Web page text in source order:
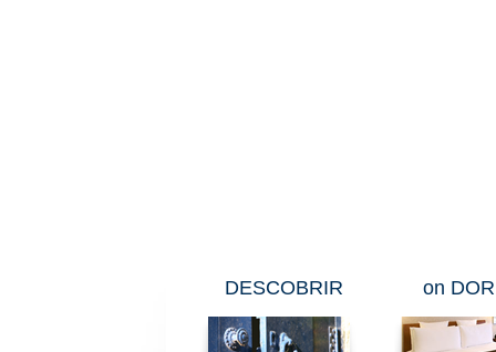
DESCOBRIR on